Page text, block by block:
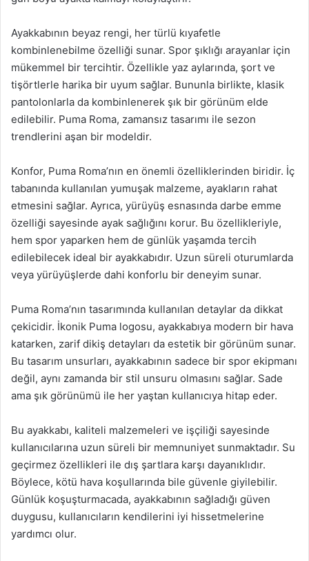
Ayakkabının beyaz rengi, her türlü kıyafetle
kombinlenebilme özelliği sunar. Spor şıklığı arayanlar için
mükemmel bir tercihtir. Özellikle yaz aylarında, şort ve
tişörtlerle harika bir uyum sağlar. Bununla birlikte, klasik
pantolonlarla da kombinlenerek şık bir görünüm elde
edilebilir. Puma Roma, zamansız tasarımı ile sezon
trendlerini aşan bir modeldir.
Konfor, Puma Roma’nın en önemli özelliklerinden biridir. İç
tabanında kullanılan yumuşak malzeme, ayakların rahat
etmesini sağlar. Ayrıca, yürüyüş esnasında darbe emme
özelliği sayesinde ayak sağlığını korur. Bu özellikleriyle,
hem spor yaparken hem de günlük yaşamda tercih
edilebilecek ideal bir ayakkabıdır. Uzun süreli oturumlarda
veya yürüyüşlerde dahi konforlu bir deneyim sunar.
Puma Roma’nın tasarımında kullanılan detaylar da dikkat
çekicidir. İkonik Puma logosu, ayakkabıya modern bir hava
katarken, zarif dikiş detayları da estetik bir görünüm sunar.
Bu tasarım unsurları, ayakkabının sadece bir spor ekipmanı
değil, aynı zamanda bir stil unsuru olmasını sağlar. Sade
ama şık görünümü ile her yaştan kullanıcıya hitap eder.
Bu ayakkabı, kaliteli malzemeleri ve işçiliği sayesinde
kullanıcılarına uzun süreli bir memnuniyet sunmaktadır. Su
geçirmez özellikleri ile dış şartlara karşı dayanıklıdır.
Böylece, kötü hava koşullarında bile güvenle giyilebilir.
Günlük koşuşturmacada, ayakkabının sağladığı güven
duygusu, kullanıcıların kendilerini iyi hissetmelerine
yardımcı olur.